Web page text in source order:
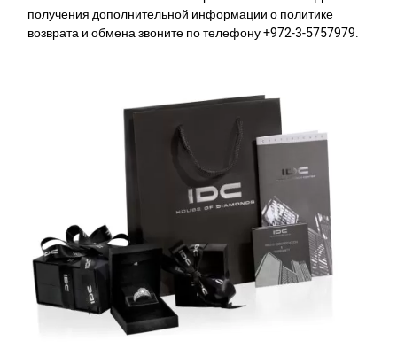
получения дополнительной информации о политике
возврата и обмена звоните по телефону +972-3-5757979.